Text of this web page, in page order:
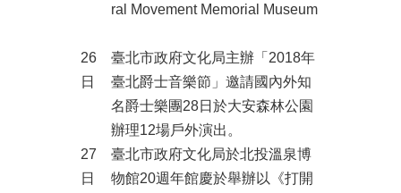
ral Movement Memorial Museum
26
日
臺北市政府文化局主辦「2018年
臺北爵士音樂節」邀請國內外知
名爵士樂團28日於大安森林公園
辦理12場戶外演出。
27
日
臺北市政府文化局於北投溫泉博
物館20週年館慶於舉辦以《打開